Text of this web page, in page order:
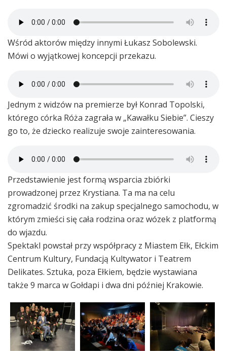
Wśród aktorów między innymi Łukasz Sobolewski.
Mówi o wyjątkowej koncepcji przekazu.
Jednym z widzów na premierze był Konrad Topolski,
którego córka Róża zagrała w „Kawałku Siebie”. Cieszy
go to, że dziecko realizuje swoje zainteresowania.
Przedstawienie jest formą wsparcia zbiórki
prowadzonej przez Krystiana. Ta ma na celu
zgromadzić środki na zakup specjalnego samochodu, w
którym zmieści się cała rodzina oraz wózek z platformą
do wjazdu.
Spektakl powstał przy współpracy z Miastem Ełk, Ełckim
Centrum Kultury, Fundacją Kultywator i Teatrem
Delikates. Sztuka, poza Ełkiem, będzie wystawiana
także 9 marca w Gołdapi i dwa dni później Krakowie.